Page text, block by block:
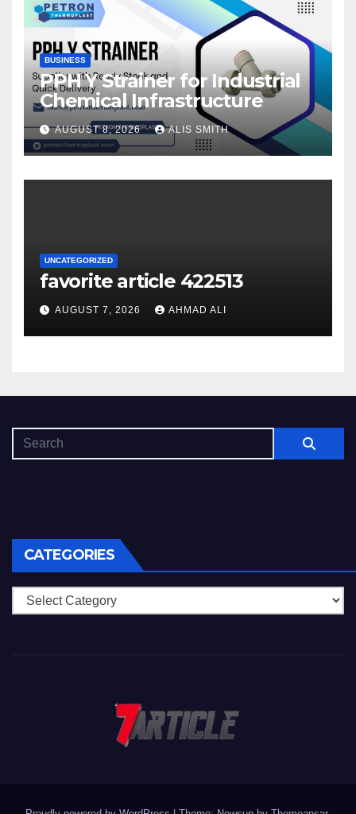
BUSINESS
PPH Y Strainer for Industrial
Chemical Infrastructure
AUGUST 8, 2026 ALIS SMITH
UNCATEGORIZED
favorite article 422513
AUGUST 7, 2026 AHMAD ALI
CATEGORIES
Categories